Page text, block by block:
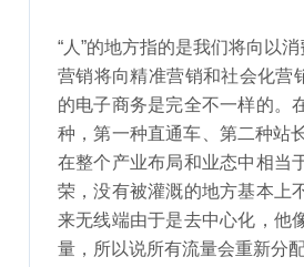
“人”的地方指的是我们将向以
营销将向精准营销和社会化营
的电子商务是完全不一样的。
种，第一种直通车、第二种站
在整个产业布局和业态中相当
荣，没有被灌溉的地方基本上
来无线端由于是去中心化，他
量，所以说所有流量会重新分